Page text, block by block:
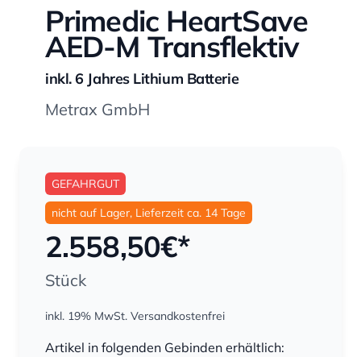
Primedic HeartSave
AED-M Transflektiv
inkl. 6 Jahres Lithium Batterie
Metrax GmbH
GEFAHRGUT
nicht auf Lager, Lieferzeit ca. 14 Tage
2.558,50€*
Stück
inkl. 19% MwSt. Versandkostenfrei
Artikel in folgenden Gebinden erhältlich: